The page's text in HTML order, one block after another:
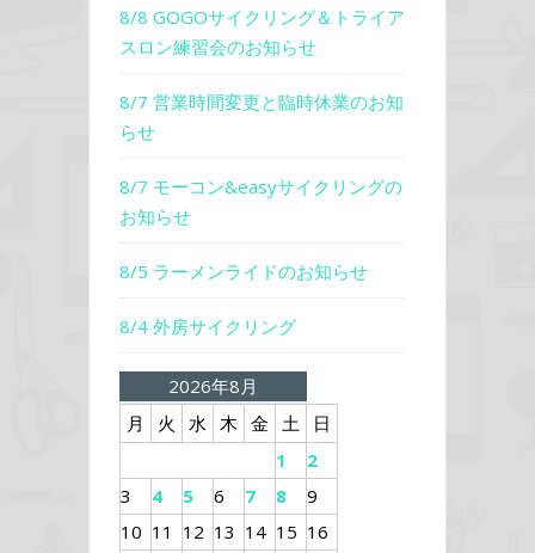
8/8 GOGOサイクリング＆トライア
スロン練習会のお知らせ
8/7 営業時間変更と臨時休業のお知
らせ
8/7 モーコン&easyサイクリングの
お知らせ
8/5 ラーメンライドのお知らせ
8/4 外房サイクリング
2026年8月
月
火 水 木 金 土
日
1
2
3
4 5 6 7 8
9
10 11 12 13 14 15 16